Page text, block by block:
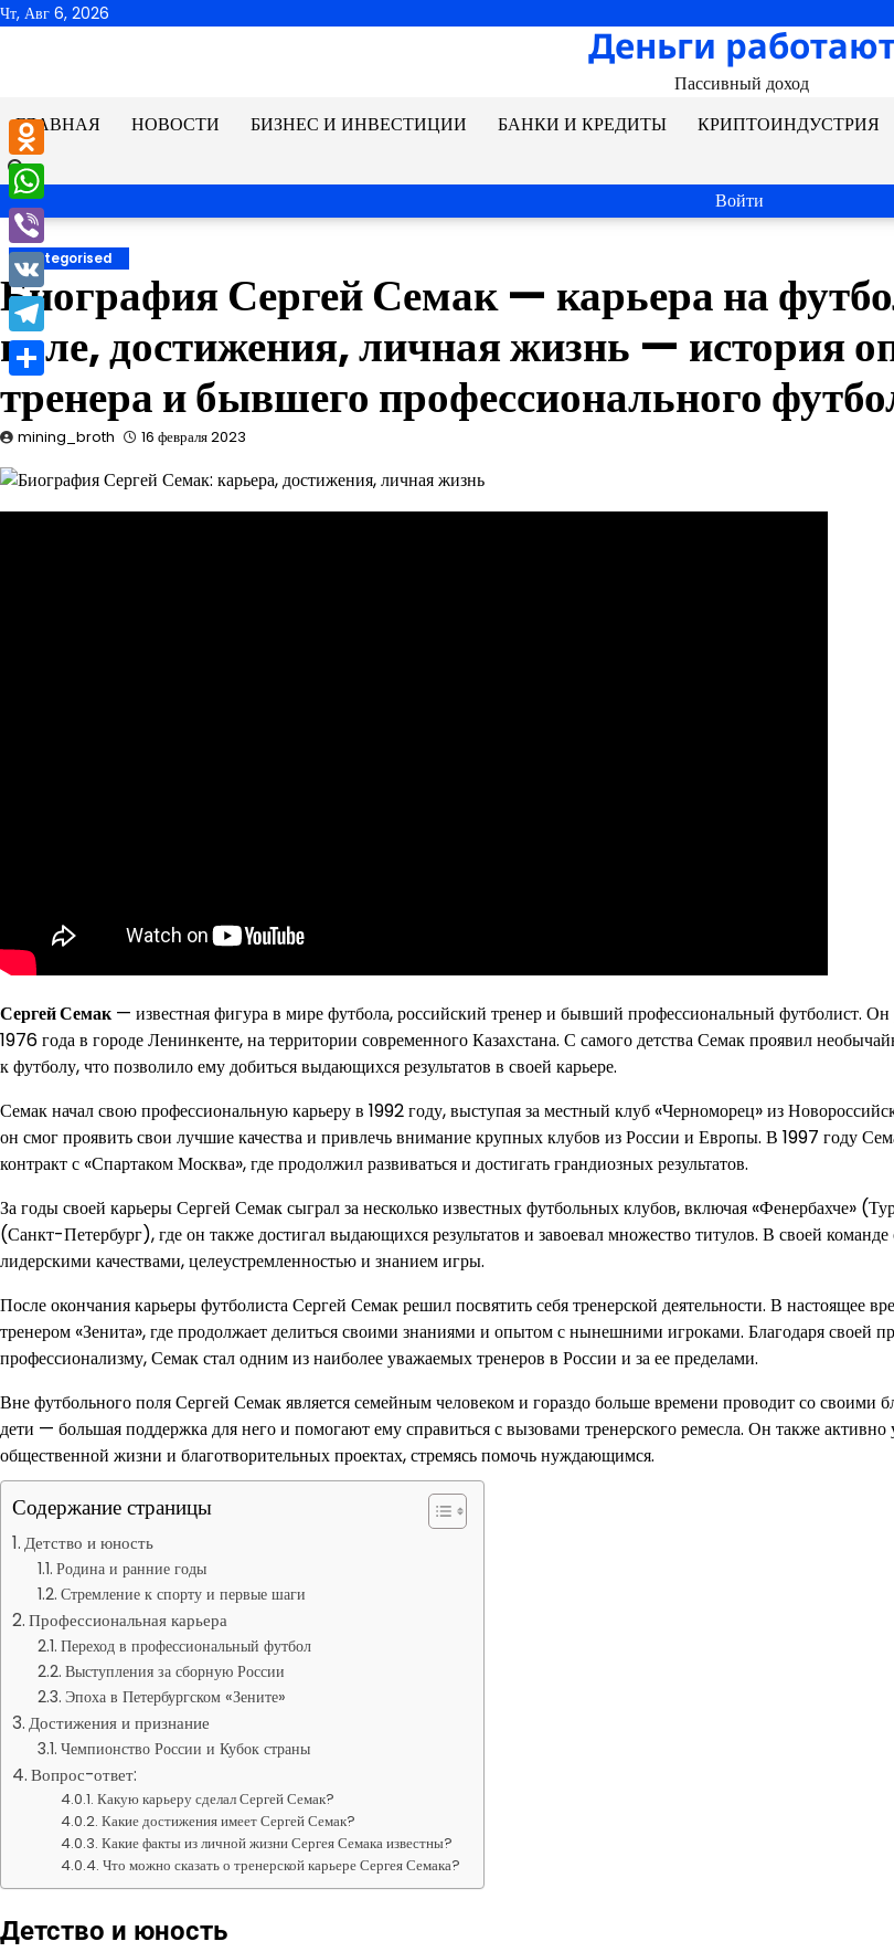
Перейти
Чт, Авг 6, 2026
Деньги
Пассивный доход
ГЛАВНАЯ
НОВОСТИ БИЗНЕС И ИНВЕСТИЦИИ БАНКИ И КРЕДИТЫ КРИПТОИНДУСТРИЯ
Войти
Uncategorised
Биография Сергей Семак — карьера на
поле, достижения, личная жизнь — история
тренера и бывшего профессионального
mining_broth 16 февраля 2023
Сергей Семак— известная фигура в мире футбола, российский тренер и бывший профессиональный футболист. Он
1976 года в городе Ленинкенте, на территории современного Казахстана. С самого детства Семак проявил
к футболу, что позволило ему добиться выдающихся результатов в своей карьере.
Семак начал свою профессиональную карьеру в 1992 году, выступая за местный клуб «Черноморец» из
он смог проявить свои лучшие качества и привлечь внимание крупных клубов из России и Европы. В 1997 году
контракт с «Спартаком Москва», где продолжил развиваться и достигать грандиозных результатов.
За годы своей карьеры Сергей Семак сыграл за несколько известных футбольных клубов, включая «Фенербахче»
(Санкт-Петербург), где он также достигал выдающихся результатов и завоевал множество титулов. В своей команде
лидерскими качествами, целеустремленностью и знанием игры.
После окончания карьеры футболиста Сергей Семак решил посвятить себя тренерской деятельности. В настоящее
тренером «Зенита», где продолжает делиться своими знаниями и опытом с нынешними игроками. Благодаря своей
профессионализму, Семак стал одним из наиболее уважаемых тренеров в России и за ее пределами.
Вне футбольного поля Сергей Семак является семейным человеком и гораздо больше времени проводит со своими
дети — большая поддержка для него и помогают ему справиться с вызовами тренерского ремесла. Он также активно
общественной жизни и благотворительных проектах, стремясь помочь нуждающимся.
Содержание страницы
Детство и юность
Родина и ранние годы
Стремление к спорту и первые шаги
Профессиональная карьера
Переход в профессиональный футбол
Выступления за сборную России
Эпоха в Петербургском «Зените»
Достижения и признание
Чемпионство России и Кубок страны
Вопрос-ответ:
Какую карьеру сделал Сергей Семак?
Какие достижения имеет Сергей Семак?
Какие факты из личной жизни Сергея Семака известны?
Что можно сказать о тренерской карьере Сергея Семака?
Детство и юность
Odnoklassniki
WhatsApp
Viber
VK
Telegram
Отправить